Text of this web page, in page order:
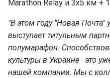
Marathon Relay и 3х5 км +
"В этом году "Новая Почта"
выступает титульным
полумарафон.
культуры в Украине - это
нашей компании. Мы с